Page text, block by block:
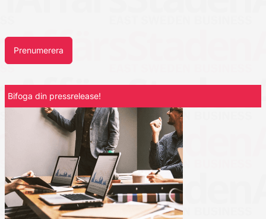
Prenumerera
Bifoga din pressrelease!